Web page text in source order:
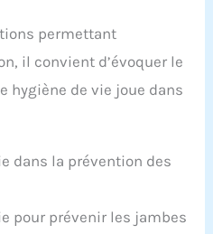
permettant
il convient d’évoquer le
hygiène de vie joue dans
dans la prévention des
pour prévenir les jambes